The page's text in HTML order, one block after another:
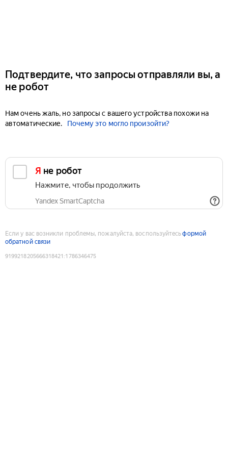
Подтвердите, что запросы отправляли вы, а
не робот
Нам очень жаль, но запросы с вашего устройства похожи на
автоматические.
Почему это могло произойти?
Я не робот
Нажмите, чтобы продолжить
Yandex SmartCaptcha
Если у вас возникли проблемы, пожалуйста, воспользуйтесьформой
обратной связи
9199218205666318421 :1786346475